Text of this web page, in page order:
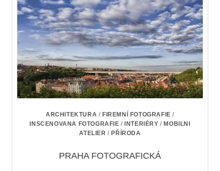
ARCHITEKTURA / FIREMNÍ FOTOGRAFIE /
INSCENOVANA FOTOGRAFIE / INTERIÉRY / MOBILNI
ATELIER / PŘÍRODA
PRAHA FOTOGRAFICKÁ